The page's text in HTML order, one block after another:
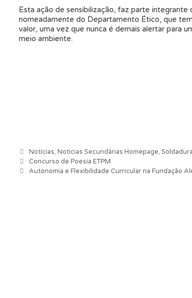
Esta ação de sensibilização, faz parte
nomeadamente do Departamento Ético, que
valor, uma vez que nunca é demais alertar para
meio ambiente.
Categorias
Notícias,Noticias Secundárias Homepage,Soldadura
Navegação de artigos
Concurso de Poesia ETPM
Autonomia e Flexibilidade Curricular na Fundação